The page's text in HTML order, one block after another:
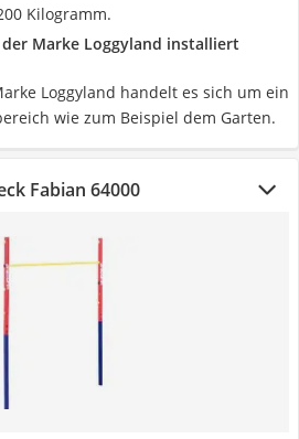
Kilogramm.
Marke Loggyland installiert
Loggyland handelt es sich um ein
wie zum Beispiel dem Garten.
Fabian 64000